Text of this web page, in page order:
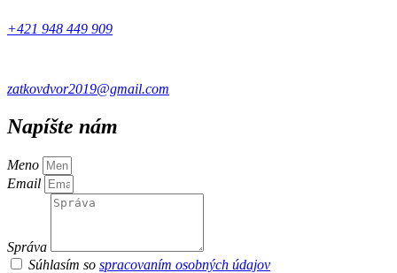
+421 948 449 909
zatkovdvor2019@gmail.com
Napíšte nám
Meno
Email
Správa
Súhlasím so spracovaním osobných údajov